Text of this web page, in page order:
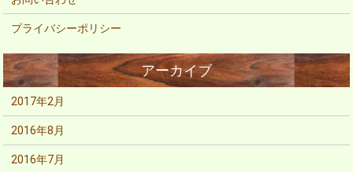
プライバシーポリシー
2017年2月
2016年8月
2016年7月